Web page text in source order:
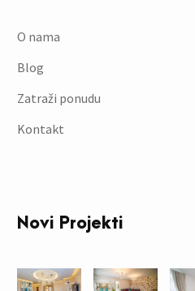
O nama
Blog
Zatraži ponudu
Kontakt
Novi Projekti